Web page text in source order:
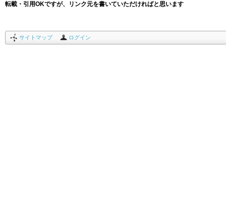
転載・引用OKですが、リンク元を書いていただければと思います
サイトマップ ログイン